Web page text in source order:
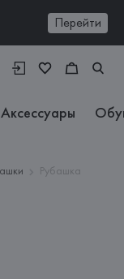
Перейти
Аксессуары
Рубашка